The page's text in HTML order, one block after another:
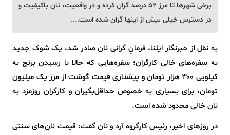
برخی شهرها تا مرز ۵۲ درصد گران کرده و در واقعیت، نانِ باکیفیت و
در دسترس خیلی بیش از اینها گران شده است....
به نقل از خبرنگار ایلنا، فرمانِ گرانی نان صادر شد، یک شوک جدید
به سفره‌های خالی کارگران؛ سفره‌هایی که حالا با رسیدن برنج به
کیلویی ۳۰۰ هزار تومان و پیشتازی قیمت گوشت از مرز یک میلیون
تومان، برای بسیاری به خصوص حداقل‌بگیران و کارگران روزمزد به
نان خالی محدود شده است.
در روزهای اخیر، رئیس کارگروه آرد و نان گفت: قیمت نان‌های سنتی